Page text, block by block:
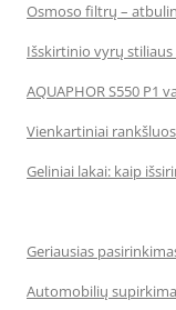
Osmoso filtrų –
Išskirtinio vyrų
AQUAPHOR S550 P1
Vienkartiniai
Geliniai lakai: kaip
Geriausias
Automobilių